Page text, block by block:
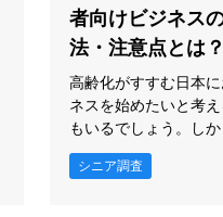
者向けビジネス
法・注意点とは？
高齢化がすすむ日本
ネスを始めたいと考
もいるでしょう。し
大手企業向けだ」と感
せん。 実は、中小企
シニア調査